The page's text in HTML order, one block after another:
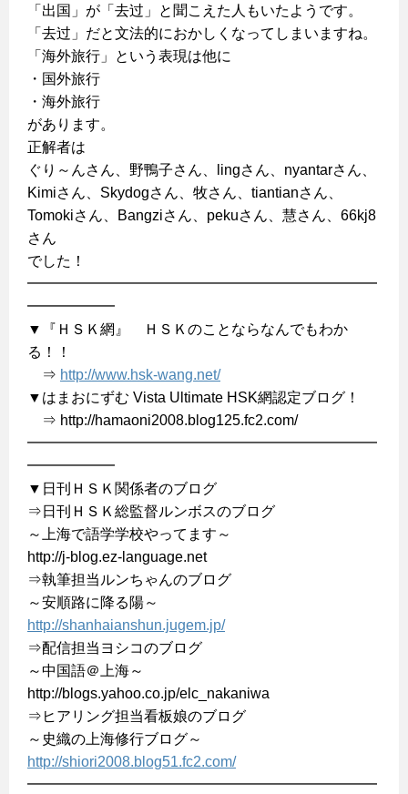
「出国」が「去过」と聞こえた人もいたようです。
「去过」だと文法的におかしくなってしまいますね。
「海外旅行」という表現は他に
・国外旅行
・海外旅行
があります。
正解者は
ぐり～んさん、野鴨子さん、lingさん、nyantarさん、
Kimiさん、Skydogさん、牧さん、tiantianさん、
Tomokiさん、Bangziさん、pekuさん、慧さん、66kj8
さん
でした！
━━━━━━━━━━━━━━━━━━━━━━━━
━━━━━━
▼『ＨＳＫ網』 ＨＳＫのことならなんでもわか
る！！
⇒ http://www.hsk-wang.net/
▼はまおにずむ Vista Ultimate HSK網認定ブログ！
⇒ http://hamaoni2008.blog125.fc2.com/
━━━━━━━━━━━━━━━━━━━━━━━━
━━━━━━
▼日刊ＨＳＫ関係者のブログ
⇒日刊ＨＳＫ総監督ルンボスのブログ
～上海で語学学校やってます～
http://j-blog.ez-language.net
⇒執筆担当ルンちゃんのブログ
～安順路に降る陽～
http://shanhaianshun.jugem.jp/
⇒配信担当ヨシコのブログ
～中国語＠上海～
http://blogs.yahoo.co.jp/elc_nakaniwa
⇒ヒアリング担当看板娘のブログ
～史織の上海修行ブログ～
http://shiori2008.blog51.fc2.com/
━━━━━━━━━━━━━━━━━━━━━━━━